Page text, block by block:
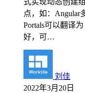
点，如：Angular
Portals可以翻译
好，可…
刘佳
2022年3月20日